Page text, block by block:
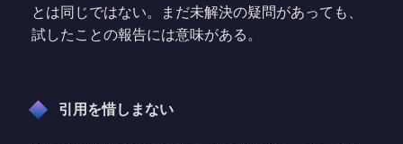
とは同じではない。まだ未解決の疑問があっても、
試したことの報告には意味がある。
引用を惜しまない